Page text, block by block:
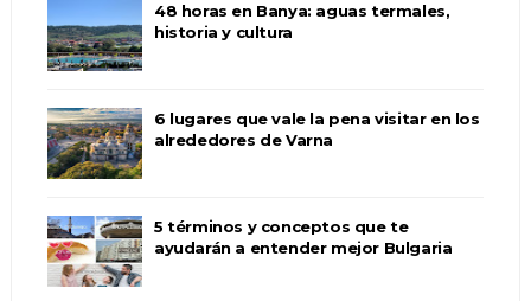
48 horas en Banya: aguas termales,
historia y cultura
6 lugares que vale la pena visitar en los
alrededores de Varna
5 términos y conceptos que te
ayudarán a entender mejor Bulgaria